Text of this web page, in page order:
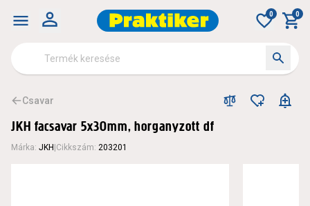
0 0
Csavar
JKH facsavar 5x30mm, horganyzott df
Márka: JKH Cikkszám: 203201